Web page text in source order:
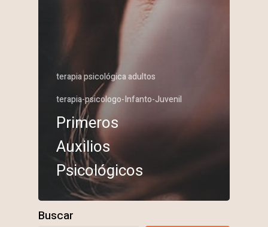
terapia psicológica adultos
terapia-psicologo-Infanto-Juvenil
Primeros
Auxilios
Psicológicos
Buscar